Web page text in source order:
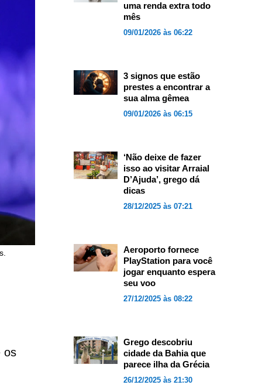
os
uma renda extra todo
mês
09/01/2026 às 06:22
3 signos que estão
prestes a encontrar a
sua alma gêmea
09/01/2026 às 06:15
‘Não deixe de fazer
isso ao visitar Arraial
D’Ajuda’, grego dá
dicas
28/12/2025 às 07:21
Aeroporto fornece
PlayStation para você
jogar enquanto espera
seu voo
27/12/2025 às 08:22
Grego descobriu
cidade da Bahia que
parece ilha da Grécia
26/12/2025 às 21:30